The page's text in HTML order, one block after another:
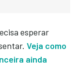
esperar
Veja como
ainda